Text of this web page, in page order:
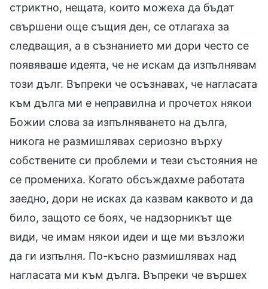
стриктно, нещата, които можеха да бъдат
свършени още същия ден, се отлагаха за
следващия, а в съзнанието ми дори често се
появяваше идеята, че не искам да изпълнявам
този дълг. Въпреки че осъзнавах, че нагласата
към дълга ми е неправилна и прочетох някои
Божии слова за изпълняването на дълга,
никога не размишлявах сериозно върху
собствените си проблеми и тези състояния не
се промениха. Когато обсъждахме работата
заедно, дори не исках да казвам каквото и да
било, защото се боях, че надзорникът ще
види, че имам някои идеи и ще ми възложи
да ги изпълня. По-късно размишлявах над
нагласата ми към дълга. Въпреки че вършех